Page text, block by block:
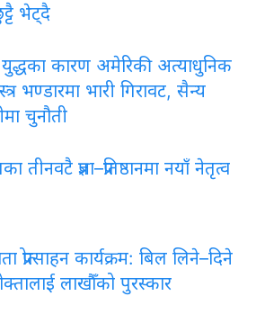
भेट्दै
युद्धका कारण अमेरिकी अत्याधुनिक
भण्डारमा भारी गिरावट, सैन्य
चुनौती
तीनवटै प्रज्ञा–प्रतिष्ठानमा नयाँ नेतृत्व
प्रोत्साहन कार्यक्रम: बिल लिने–दिने
लाखौँको पुरस्कार